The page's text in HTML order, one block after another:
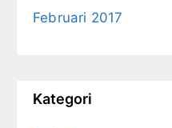
Februari 2017
Kategori